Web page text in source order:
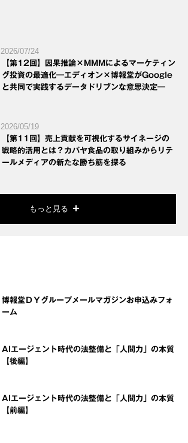
2026/07/24
【第12回】因果推論×MMMによるマーケティン
グ投資の最適化―エディオン×博報堂がGoogle
と共同で実践するデータドリブンな意思決定―
2026/05/19
【第11回】売上貢献を可視化するサイネージの
戦略的活用とは？カバヤ食品の取り組みからリテ
ールメディアの新たな勝ち筋を探る
もっと見る
博報堂ＤＹグループメールマガジンお申込みフォ
ーム
AIエージェント時代の法整備と「人間力」の本質
【後編】
AIエージェント時代の法整備と「人間力」の本質
【前編】